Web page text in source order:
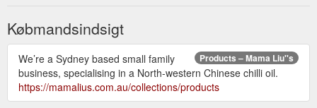
Købmandsindsigt
Products – Mama Liu''s
We’re a Sydney based small family
business, specialising in a North-western Chinese chilli oil.
https://mamalius.com.au/collections/products